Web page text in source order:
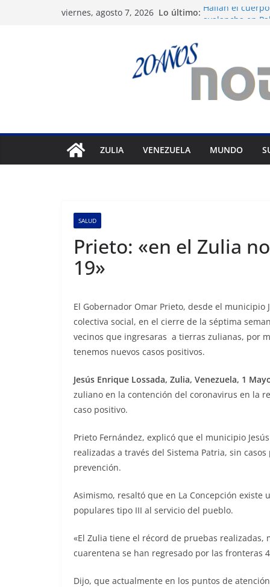
viernes, agosto 7, 2026 Lo último: Hallan el
Maracaibo
Liga FutVe:
Diana Sanoja:
ZULIA VENEZUELA MUNDO
SALUD
Prieto: «en el Zulia
19»
El Gobernador Omar Prieto, desde el
colectiva social, en el cierre de la séptima
vecinos que ingresaras a tierras zulianas, por
tenemos nuevos casos positivos.
Jesús Enrique Lossada, Zulia, Venezuela, 1
zuliano en la contención del coronavirus en la
caso positivo.
Prieto Fernández, explicó que el municipio
realizadas a través del Sistema Patria, sin
prevención.
Asimismo, resaltó que en La Concepción
populares tipo III al servicio del pueblo.
«El Zulia tiene el récord de pruebas
cuarentena se han regresado por las fronteras
Dijo, que actualmente en los puntos de